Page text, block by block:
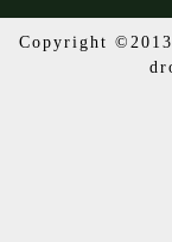
Copyright